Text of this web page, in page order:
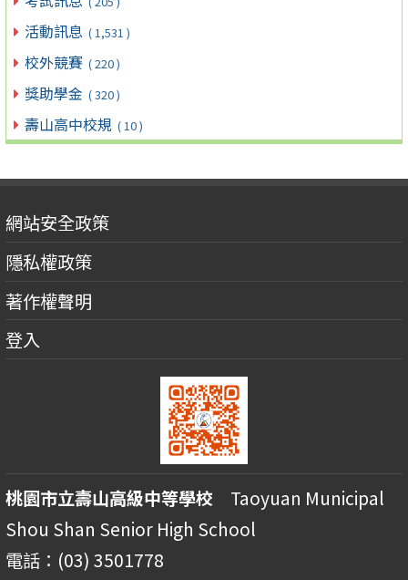
活動訊息 ( 1,531 )
校外競賽 ( 220 )
獎助學金 ( 320 )
壽山高中校規 ( 10 )
網站安全政策
隱私權政策
著作權聲明
登入
桃園市立壽山高級中等學校 Taoyuan Municipal
Shou Shan Senior High School
電話：(03) 3501778